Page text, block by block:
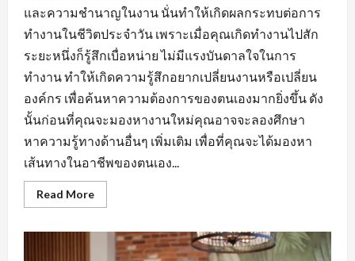
และความชำนาญในงาน นั่นทำให้เกิดผลกระทบต่อการ
ทำงานในชีวิตประจำวัน เพราะเมื่อคุณเกิดทำงานไปสัก
ระยะหนึ่งก็รู้สึกเบื่อหน่าย ไม่มีแรงบันดาลใจในการ
ทำงาน ทำให้เกิดความรู้สึกอยากเปลี่ยนงานหรือเปลี่ยน
องค์กร เพื่อค้นหาความต้องการของตนเองมากยิ่งขึ้น ดัง
นั้นก่อนที่คุณจะมองหางานใหม่คุณอาจจะลองศึกษา
หาความรู้ทางด้านอื่นๆ เพิ่มเติม เพื่อที่คุณจะได้มองหา
เส้นทางในอาชีพของตนเอง...
Read MoreRead
more
สร้าง
ทัศนคติ